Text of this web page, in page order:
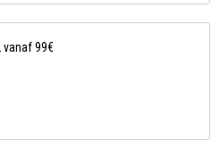
vanaf 99€